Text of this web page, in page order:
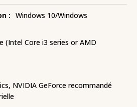
: Windows 10/Windows
(Intel Core i3 series or AMD
NVIDIA GeForce recommandé